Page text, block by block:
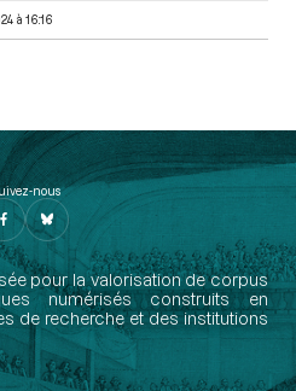
à 16:16
nous
pour la valorisation de corpus
numérisés construits en
de recherche et des institutions